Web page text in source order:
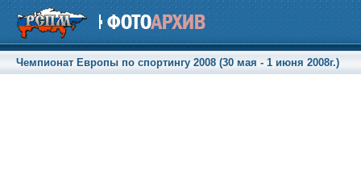
Чемпионат Европы по спортингу 2008 (30 мая - 1 июня 2008г.)